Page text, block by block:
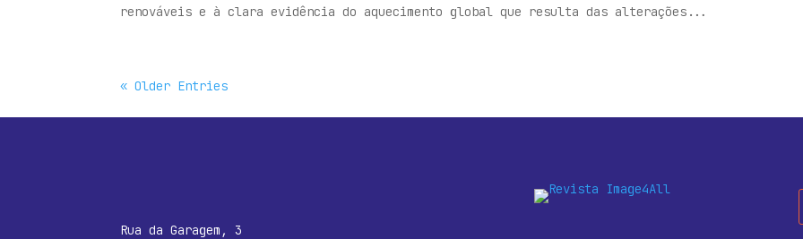
renováveis e à clara evidência do aquecimento global que resulta das alterações...
« Older Entries
Rua da Garagem, 3